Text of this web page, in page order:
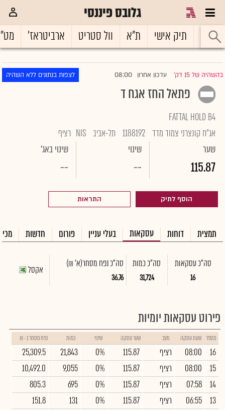
גלובס פיננסי
ראשי תיק אישי ת"א וול סטריט ארביטראז'
בהשהיה של 15 דק' |עדכון אחרון 08:00 לצפות בנתונים ללא השהיה
פתאל החז אגח ד
FATTAL HOLD B4
אג"ח קונצרני צמוד מדד 1188192 תל-אביב NIS רציף
שער
115.87
שינוי
--
שינוי באג'
--
הוסף לתיק התראות
תמצית דוחות עסקאות בעלי עניין פורום חדשות
סה"כ עסקאות
16
סה"כ כמות
31,724
סה"כ נפח מסחר(א' ₪)
36.76
אקסל
פירוט עסקאות יומיות
מספר שעת עסקה מצב שער עסקה שינוי כמות נפח מסחר ב- ₪
16
08:00 רציף 115.87
0%
21,843
25,309.5
15
08:00 רציף 115.87
0%
9,055
10,492.0
14
07:58 רציף 115.87
0%
695
805.3
13
06:55 רציף 115.87
0%
131
151.8